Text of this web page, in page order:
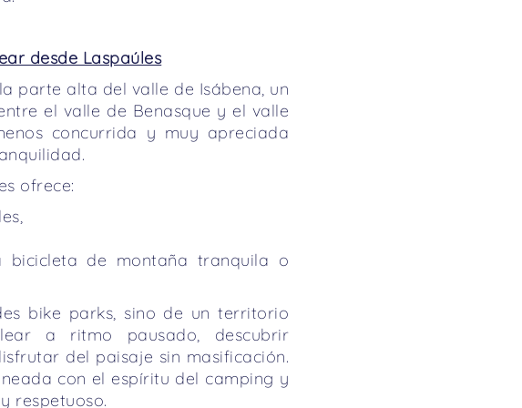
desde Laspaúles
parte alta del valle de Isábena, un
el valle de Benasque y el valle
concurrida y muy apreciada
ofrece:
bicicleta de montaña tranquila o
bike parks, sino de un territorio
a ritmo pausado, descubrir
del paisaje sin masificación.
con el espíritu del camping y
respetuoso.